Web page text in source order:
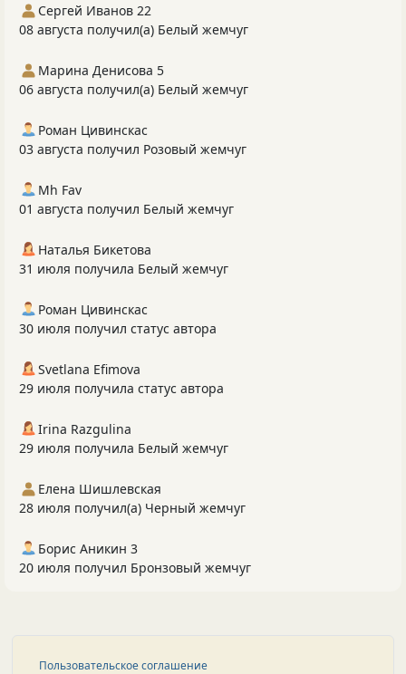
Сергей Иванов 22
08 августа получил(а) Белый жемчуг
Марина Денисова 5
06 августа получил(а) Белый жемчуг
Роман Цивинскас
03 августа получил Розовый жемчуг
Mh Fav
01 августа получил Белый жемчуг
Наталья Бикетова
31 июля получила Белый жемчуг
Роман Цивинскас
30 июля получил статус автора
Svetlana Efimova
29 июля получила статус автора
Irina Razgulina
29 июля получила Белый жемчуг
Елена Шишлевская
28 июля получил(а) Черный жемчуг
Борис Аникин 3
20 июля получил Бронзовый жемчуг
Пользовательское соглашение